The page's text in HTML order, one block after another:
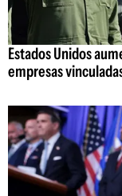
Estados Unidos
empresas